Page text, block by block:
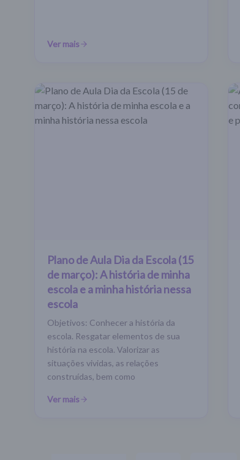
Ver mais
Plano de Aula Dia da Escola (15
de março): A história de minha
escola e a minha história nessa
escola
Objetivos: Conhecer a história da
escola. Resgatar elementos de sua
história na escola. Valorizar as
situações vividas, as relações
construídas, bem como
Ver mais